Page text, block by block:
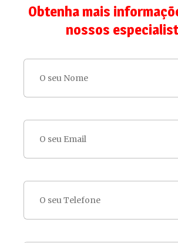
Obtenha mais
nossos